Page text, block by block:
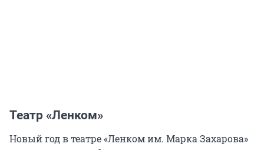
Театр «Ленком»
Новый год в театре «Ленком им. Марка Захарова»